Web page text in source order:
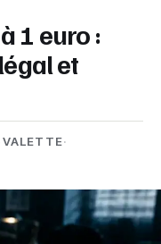
1 euro :
et
·